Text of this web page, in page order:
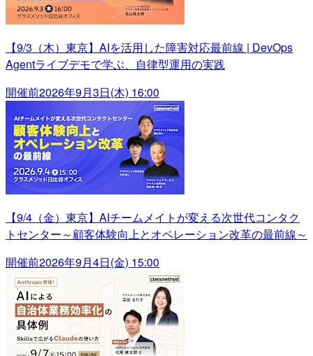
【9/3（木）東京】AIを活用した障害対応最前線 | DevOps
Agentライブデモで学ぶ、自律型運用の実践
開催前2026年9月3日(木) 16:00
【9/4（金）東京】AIチームメイトが変える次世代コンタク
トセンター～顧客体験向上とオペレーション改革の最前線～
開催前2026年9月4日(金) 15:00